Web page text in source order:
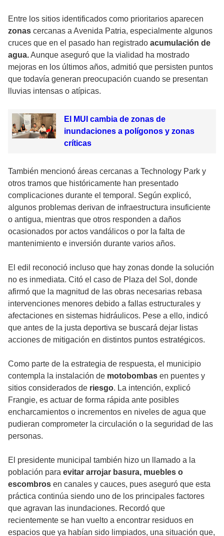
Entre los sitios identificados como prioritarios aparecen
zonas cercanas a Avenida Patria, especialmente algunos
cruces que en el pasado han registrado acumulación de
agua.Aunque aseguró que la vialidad ha mostrado
mejoras en los últimos años, admitió que persisten puntos
que todavía generan preocupación cuando se presentan
lluvias intensas o atípicas.
El MUI cambia de zonas de
inundaciones a polígonos y zonas
críticas
También mencionó áreas cercanas a Technology Park y
otros tramos que históricamente han presentado
complicaciones durante el temporal. Según explicó,
algunos problemas derivan de infraestructura insuficiente
o antigua, mientras que otros responden a daños
ocasionados por actos vandálicos o por la falta de
mantenimiento e inversión durante varios años.
El edil reconoció incluso que hay zonas donde la solución
no es inmediata. Citó el caso de Plaza del Sol, donde
afirmó que la magnitud de las obras necesarias rebasa
intervenciones menores debido a fallas estructurales y
afectaciones en sistemas hidráulicos. Pese a ello, indicó
que antes de la justa deportiva se buscará dejar listas
acciones de mitigación en distintos puntos estratégicos.
Como parte de la estrategia de respuesta, el municipio
contempla la instalación de motobombas en puentes y
sitios considerados de riesgo. La intención, explicó
Frangie, es actuar de forma rápida ante posibles
encharcamientos o incrementos en niveles de agua que
pudieran comprometer la circulación o la seguridad de las
personas.
El presidente municipal también hizo un llamado a la
población para evitar arrojar basura, muebles o
escombros en canales y cauces, pues aseguró que esta
práctica continúa siendo uno de los principales factores
que agravan las inundaciones. Recordó que
recientemente se han vuelto a encontrar residuos en
espacios que ya habían sido limpiados, una situación que,